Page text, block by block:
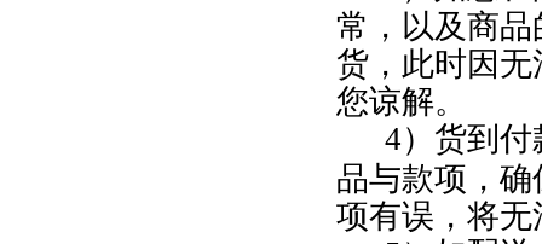
常，以及商
货，此时因
您谅解。
4）货到
品与款项，
项有误，将